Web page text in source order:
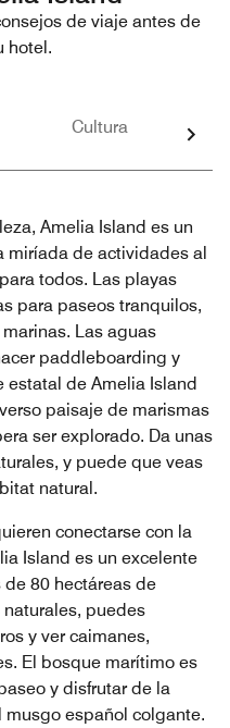
de viaje antes de
hotel.
Cultura
Amelia Island es un
miríada de actividades al
todos. Las playas
para paseos tranquilos,
Las aguas
paddleboarding y
estatal de Amelia Island
paisaje de marismas
ser explorado. Da unas
y puede que veas
natural.
conectarse con la
Island es un excelente
de 80 hectáreas de
puedes
y ver caimanes,
El bosque marítimo es
y disfrutar de la
español colgante.